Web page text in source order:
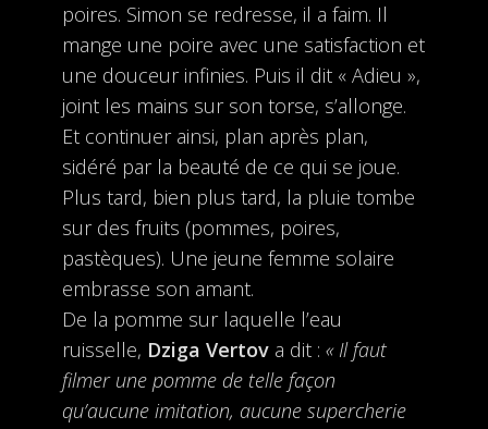
poires. Simon se redresse, il a faim. Il
mange une poire avec une satisfaction et
une douceur infinies. Puis il dit « Adieu »,
joint les mains sur son torse, s’allonge.
Et continuer ainsi, plan après plan,
sidéré par la beauté de ce qui se joue.
Plus tard, bien plus tard, la pluie tombe
sur des fruits (pommes, poires,
pastèques). Une jeune femme solaire
embrasse son amant.
De la pomme sur laquelle l’eau
ruisselle, Dziga Vertova dit : « Il faut
filmer une pomme de telle façon
qu’aucune imitation, aucune supercherie